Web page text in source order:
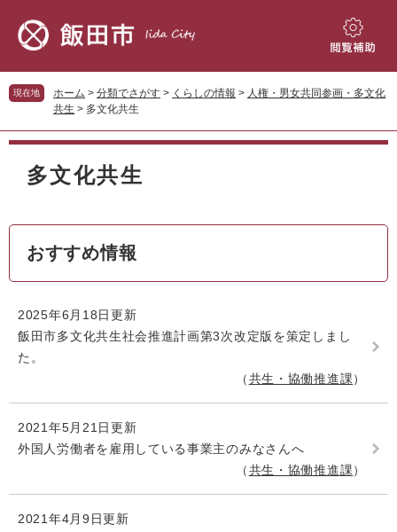
先
頭
す。
を
飛
し
閲
補
現在地 ホーム > 分類でさがす > くらしの情報 > 人権・男女共同参画・多文化
共生 > 多文化共生
本
多文化共生
おすすめ情報
2025年6月18日更新
飯田市多文化共生社会推進計画第3次改定版を策定しまし
た。
共生・協働推進課
2021年5月21日更新
外国人労働者を雇用している事業主のみなさんへ
共生・協働推進課
2021年4月9日更新